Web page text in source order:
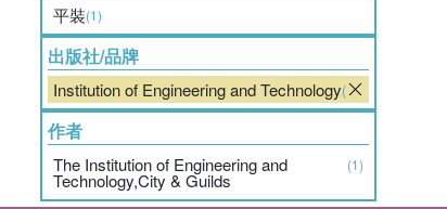
平裝(1)
出版社/品牌
Institution of Engineering and Technology(1)
作者
The Institution of Engineering and
Technology,City & Guilds
(1)